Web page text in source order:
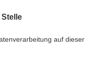
auf dieser